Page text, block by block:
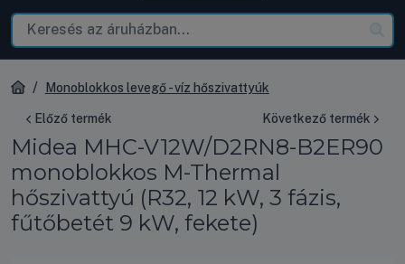
Monoblokkos levegő - víz hőszivattyúk
Előző termék Következő termék
Midea MHC-V12W/D2RN8-B2ER90
monoblokkos M-Thermal
hőszivattyú (R32, 12 kW, 3 fázis,
fűtőbetét 9 kW, fekete)